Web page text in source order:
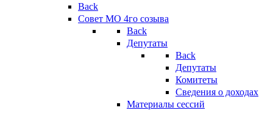
Back
Совет МО 4го созыва
Back
Депутаты
Back
Депутаты
Комитеты
Сведения о доходах
Материалы сессий